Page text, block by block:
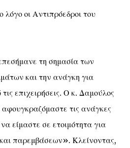
οι Αντιπρόεδροι του
τη σημασία των
και την ανάγκη για
επιχειρήσεις. Ο κ. Δαμούλος
αφουγκραζόμαστε τις ανάγκες
είμαστε σε ετοιμότητα για
παρεμβάσεων». Κλείνοντας,